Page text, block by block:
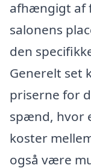
afhængigt af
salonens
den
Generelt set
priserne for
spænd, hvor
koster
også være